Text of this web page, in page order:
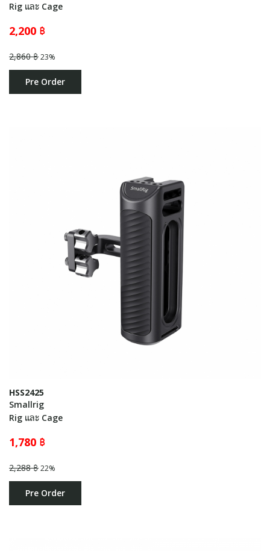
Rig และ Cage
2,200 ฿
2,860 ฿23%
Pre Order
HSS2425
Smallrig
Rig และ Cage
1,780 ฿
2,288 ฿22%
Pre Order